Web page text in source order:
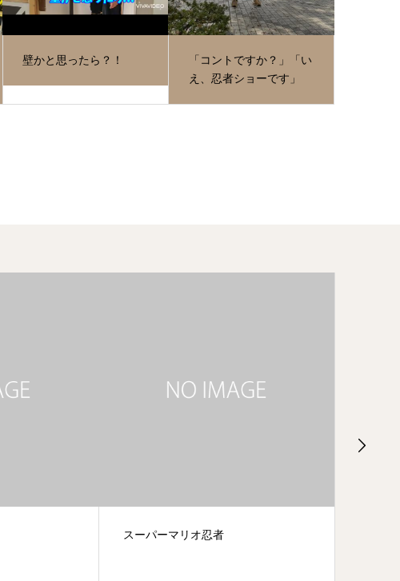
壁かと思ったら？！
「コントですか？」「い
え、忍者ショーです」
キラナガーデン豊洲